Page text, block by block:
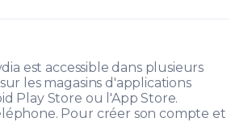
est accessible dans plusieurs
les magasins d'applications
Play Store ou l'App Store.
Pour créer son compte et